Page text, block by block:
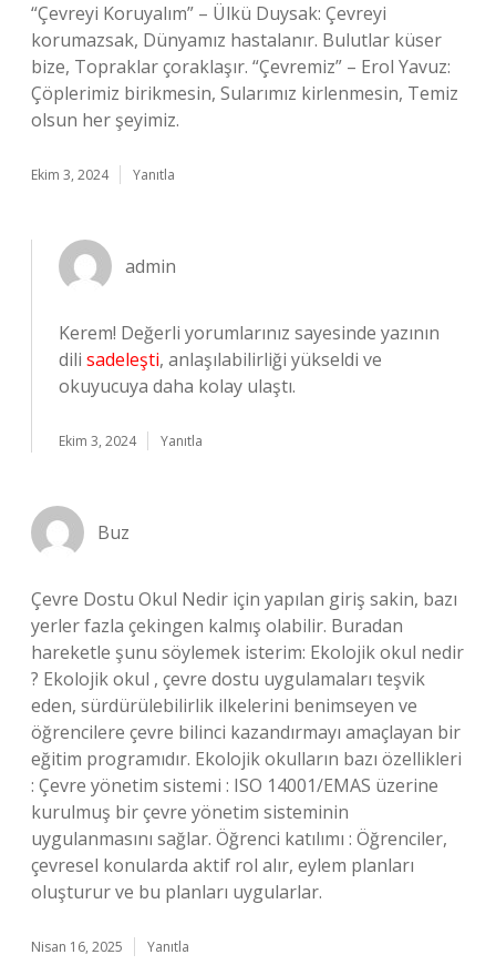
“Çevreyi Koruyalım” – Ülkü Duysak: Çevreyi
korumazsak, Dünyamız hastalanır. Bulutlar küser
bize, Topraklar çoraklaşır. “Çevremiz” – Erol Yavuz:
Çöplerimiz birikmesin, Sularımız kirlenmesin, Temiz
olsun her şeyimiz.
Ekim 3, 2024 Yanıtla
admin
Kerem! Değerli yorumlarınız sayesinde yazının
dili sadeleşti, anlaşılabilirliği yükseldi ve
okuyucuya daha kolay ulaştı.
Ekim 3, 2024 Yanıtla
Buz
Çevre Dostu Okul Nedir için yapılan giriş sakin, bazı
yerler fazla çekingen kalmış olabilir. Buradan
hareketle şunu söylemek isterim: Ekolojik okul nedir
? Ekolojik okul , çevre dostu uygulamaları teşvik
eden, sürdürülebilirlik ilkelerini benimseyen ve
öğrencilere çevre bilinci kazandırmayı amaçlayan bir
eğitim programıdır. Ekolojik okulların bazı özellikleri
: Çevre yönetim sistemi : ISO 14001/EMAS üzerine
kurulmuş bir çevre yönetim sisteminin
uygulanmasını sağlar. Öğrenci katılımı : Öğrenciler,
çevresel konularda aktif rol alır, eylem planları
oluşturur ve bu planları uygularlar.
Nisan 16, 2025 Yanıtla